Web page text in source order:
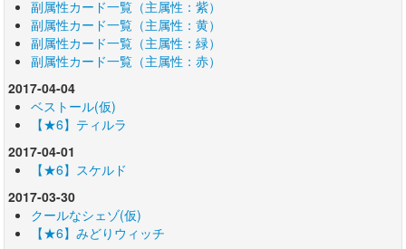
副属性カード一覧（主属性：紫）
副属性カード一覧（主属性：黄）
副属性カード一覧（主属性：緑）
副属性カード一覧（主属性：赤）
2017-04-04
ベストール(仮)
【★6】ティルラ
2017-04-01
【★6】スケルド
2017-03-30
クールなシェゾ(仮)
【★6】みどりウィッチ